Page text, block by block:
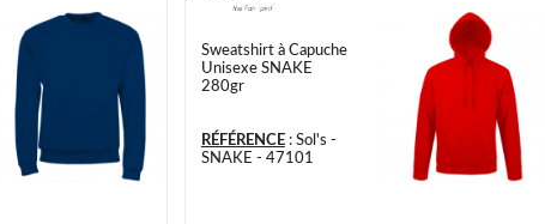
Sweatshirt à Capuche
Unisexe SNAKE
280gr
RÉFÉRENCE: Sol's -
SNAKE - 47101